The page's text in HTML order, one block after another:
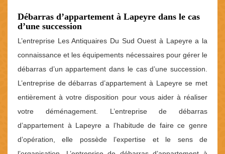
Débarras d’appartement à Lapeyre dans le cas
d’une succession
L’entreprise Les Antiquaires Du Sud Ouest à Lapeyre a la
connaissance et les équipements nécessaires pour gérer le
débarras d’un appartement dans le cas d’une succession.
L’entreprise de débarras d’appartement à Lapeyre se met
entièrement à votre disposition pour vous aider à réaliser
votre déménagement. L’entreprise de débarras
d’appartement à Lapeyre a l’habitude de faire ce genre
d’opération, elle possède l’expertise et le sens de